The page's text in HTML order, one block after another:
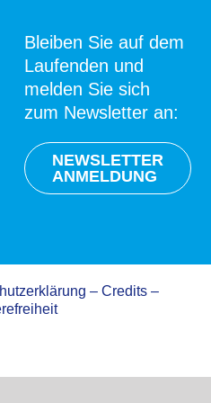
Bleiben Sie auf dem
Laufenden und
melden Sie sich
zum Newsletter an:
NEWSLETTER
ANMELDUNG
– Credits –